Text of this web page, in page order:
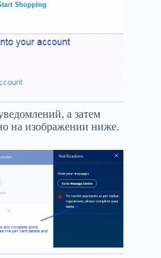
а затем
на изображении ниже.